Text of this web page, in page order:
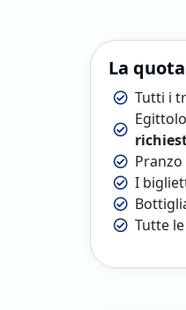
La
Tutti i
I
Tutte